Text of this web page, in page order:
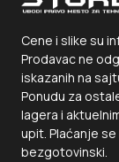
Cene i slike su
Prodavac ne
iskazanih na
Ponudu za
lagera i
upit. Plaćanje
bezgotovinski.